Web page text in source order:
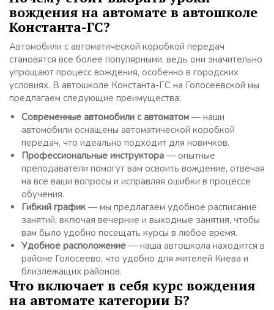
вождения на автомате в автошколе
Константа-ГС?
Автомобили с автоматической коробкой передач
становятся все более популярными, ведь они значительно
упрощают процесс вождения, особенно в городских
условиях. В автошколе Константа-ГС на Голосеевской мы
предлагаем следующие преимущества:
Современные автомобили с автоматом — наши
автомобили оснащены автоматической коробкой
передач, что идеально подходит для новичков.
Профессиональные инструктора — опытные
преподаватели помогут вам освоить вождение, отвечая
на все ваши вопросы и исправляя ошибки в процессе
обучения.
Гибкий график — мы предлагаем удобное расписание
занятий, включая вечерние и выходные занятия, чтобы
вам было удобно посещать курсы в любое время.
Удобное расположение — наша автошкола находится в
районе Голосеево, что удобно для жителей Киева и
близлежащих районов.
Что включает в себя курс вождения
на автомате категории Б?